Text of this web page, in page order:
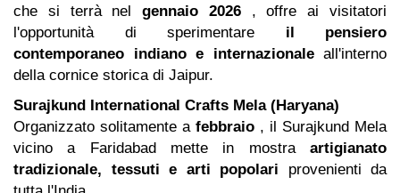
che si terrà nelgennaio 2026, offre ai visitatori
l'opportunità di sperimentare il pensiero
contemporaneo indiano e internazionaleall'interno
della cornice storica di Jaipur.
Surajkund International Crafts Mela (Haryana)
Organizzato solitamente a febbraio , il Surajkund Mela
vicino a Faridabad mette in mostra artigianato
tradizionale, tessuti e arti popolari provenienti da